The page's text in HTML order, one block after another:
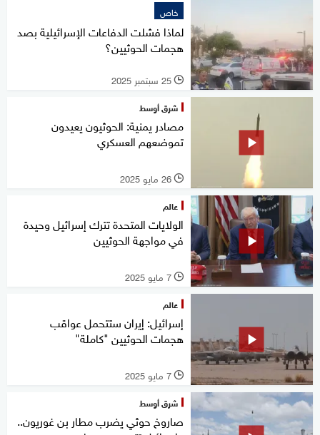
خاص
لماذا فشلت الدفاعات الإسرائيلية بصد
هجمات الحوثيين؟
l 25 سبتمبر 2025
شرق أوسط
مصادر يمنية: الحوثيون يعيدون
تموضعهم العسكري
l 26 مايو 2025
عالم
الولايات المتحدة تترك إسرائيل وحيدة
في مواجهة الحوثيين
l 7 مايو 2025
عالم
إسرائيل: إيران ستتحمل عواقب
هجمات الحوثيين "كاملة"
l 7 مايو 2025
شرق أوسط
صاروخ حوثي يضرب مطار بن غوريون..